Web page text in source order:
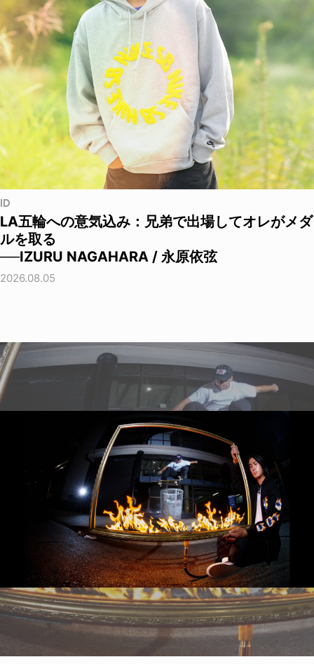
ID
LA五輪への意気込み：兄弟で出場してオレがメダ
ルを取る
──IZURU NAGAHARA / 永原依弦
2026.08.05